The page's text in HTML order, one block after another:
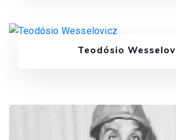
Teodósio